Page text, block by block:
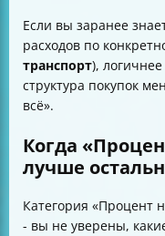
Если вы заранее
расходов по
транспорт),
структура покупок
всё».
Когда
лучше
Категория «Процент
- вы не уверены,